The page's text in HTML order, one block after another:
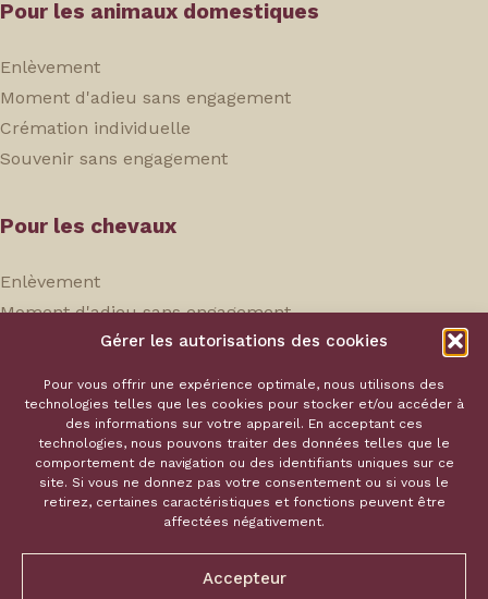
Gérer les autorisations des cookies
Pour vous offrir une expérience optimale, nous utilisons des
technologies telles que les cookies pour stocker et/ou accéder à
des informations sur votre appareil. En acceptant ces
technologies, nous pouvons traiter des données telles que le
comportement de navigation ou des identifiants uniques sur ce
site. Si vous ne donnez pas votre consentement ou si vous le
retirez, certaines caractéristiques et fonctions peuvent être
affectées négativement.
Accepteur
Écrivez-nous
Pour les animaux domestiques
Enlèvement
Moment d'adieu sans engagement
Crémation individuelle
Souvenir sans engagement
Pour les chevaux
Enlèvement
Moment d'adieu sans engagement
Crémation individuelle
Service Hoka
Notre équipe
Souvenirs